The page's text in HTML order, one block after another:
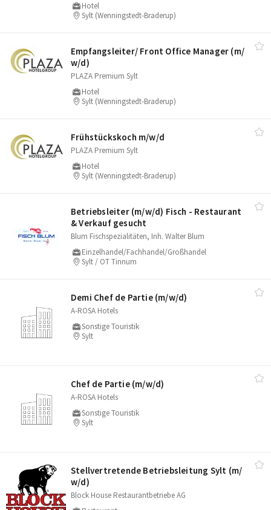
Hotel
Sylt (Wenningstedt-Braderup)
Empfangsleiter/​ Front Office Manager (m/​
w/​d)
PLAZA Premium Sylt
Hotel
Sylt (Wenningstedt-Braderup)
Frühstückskoch m/​w/​d
PLAZA Premium Sylt
Hotel
Sylt (Wenningstedt-Braderup)
Betriebsleiter (m/​w/​d) Fisch - Restaurant
& Verkauf gesucht
Blum Fischspezialitäten, Inh. Walter Blum
Einzelhandel/Fachhandel/Großhandel
Sylt / OT Tinnum
Demi Chef de Partie (m/​w/​d)
A-ROSA Hotels
Sonstige Touristik
Sylt
Chef de Partie (m/​w/​d)
A-ROSA Hotels
Sonstige Touristik
Sylt
Stellvertretende Betriebsleitung Sylt (m/​
w/​d)
Block House Restaurantbetriebe AG